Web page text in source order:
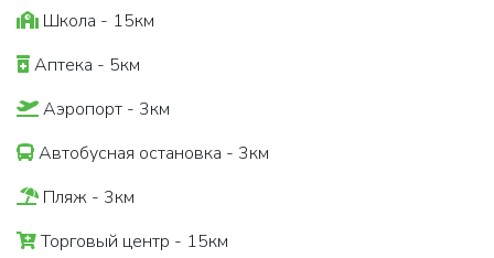
Школа - 15км
Аптека - 5км
Аэропорт - 3км
Автобусная остановка - 3км
Пляж - 3км
Торговый центр - 15км